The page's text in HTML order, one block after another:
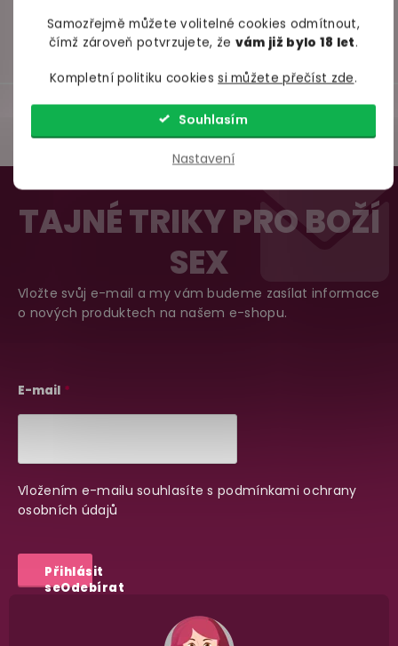
Samozřejmě můžete volitelné cookies odmítnout,
čímž zároveň potvrzujete, že vám již bylo 18 let.
Kompletní politiku cookiessi můžete přečíst zde.
Nastavení
Souhlasím
98% spokojenost
dlerecenzí ověřených zakazníkůna Heuréce
100% diskrétní balení
Dodání do 2. dne
a okamžitě odesíláme.
Máte
TAJNÉ TRIKY PRO BOŽÍ
SEX
Vložte svůj e-mail a my vám budeme zasílat informace
o nových produktech na našem e-shopu.
E-mail
Vložením e-mailu souhlasíte s podmínkami ochrany
osobních údajů
Přihlásit
seOdebírat